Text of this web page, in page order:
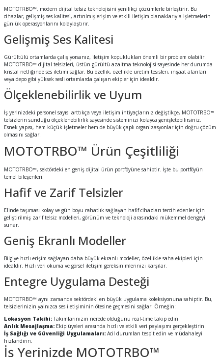
MOTOTRBO™, modern dijital telsiz teknolojisini yenilikçi çözümlerle birleştirir. Bu
cihazlar, gelişmiş ses kalitesi, artırılmış erişim ve etkili iletişim olanaklarıyla işletmelerin
günlük operasyonlarını kolaylaştırır.
Gelişmiş Ses Kalitesi
Gürültülü ortamlarda çalışıyorsanız, iletişim kopuklukları önemli bir problem olabilir.
MOTOTRBO™ dijital telsizleri, üstün gürültü azaltma teknolojisi sayesinde her durumda
kristal netliğinde ses iletimi sağlar. Bu özellik, özellikle üretim tesisleri, inşaat alanları
veya depo gibi yüksek sesli ortamlarda çalışan ekipler için idealdir.
Ölçeklenebilirlik ve Uyum
İş yerinizdeki personel sayısı arttıkça veya iletişim ihtiyaçlarınız değiştikçe, MOTOTRBO™
telsizlerin sunduğu ölçeklenebilirlik sayesinde sisteminizi kolayca genişletebilirsiniz.
Esnek yapısı, hem küçük işletmeler hem de büyük çaplı organizasyonlar için doğru çözüm
olmasını sağlar.
MOTOTRBO™ Ürün Çeşitliliği
MOTOTRBO™, sektördeki en geniş dijital ürün portföyüne sahiptir. İşte bu portföyün
temel bileşenleri:
Hafif ve Zarif Telsizler
Elinde taşıması kolay ve gün boyu rahatlık sağlayan hafif cihazları tercih edenler için
geliştirilmiş zarif telsiz modelleri, görünüm ve teknoloji arasındaki mükemmel dengeyi
sunar.
Geniş Ekranlı Modeller
Bilgiye hızlı erişim sağlayan daha büyük ekranlı modeller, özellikle saha ekipleri için
idealdir. Hızlı veri okuma ve görsel iletişim gereksinimlerinizi karşılar.
Entegre Uygulama Desteği
MOTOTRBO™ aynı zamanda sektördeki en büyük uygulama koleksiyonuna sahiptir. Bu,
telsizlerinizin yalnızca ses iletişiminin ötesine geçmesini sağlar. Örneğin:
Lokasyon Takibi:Takımlarınızın nerede olduğunu real-time takip edin.
Anlık Mesajlaşma: Ekip üyeleri arasında hızlı ve etkili veri paylaşımı gerçekleştirin.
İş Sağlığı ve Güvenliği Uygulamaları: Acil durumları tespit edin ve müdahaleyi
hızlandırın.
İş Yerinizde MOTOTRBO™